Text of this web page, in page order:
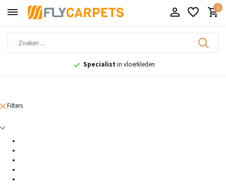
0
Specialistin vloerkleden
Filters